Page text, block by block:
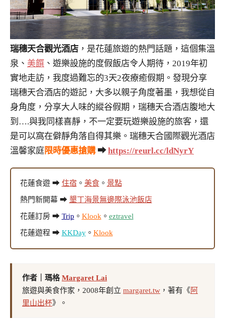
瑞穗天合觀光酒店 ，是花蓮旅遊的熱門話題，這個集溫
泉、 美饌 、遊樂設施的度假飯店令人期待，2019年初
實地走訪，我度過難忘的3天2夜療癒假期。發現分享
瑞穗天合酒店的遊記，大多以親子角度著墨，我想從自
身角度，分享大人味的縱谷假期，瑞穗天合酒店腹地大
到….與我同樣喜靜，不一定要玩遊樂設施的旅客，還
是可以窩在僻靜角落自得其樂。瑞穗天合國際觀光酒店
溫馨家庭限時優惠搶購➡https://reurl.cc/ldNyrY
花蓮食遊 ➡ 住宿 。 美食。 景點
熱門新開幕 ➡ 墾丁海景無邊際泳池飯店
花蓮訂房 ➡ Trip 。 Klook。 eztravel
花蓮遊程 ➡ KKDay。 Klook
作者｜瑪格Margaret Lai
旅遊與美食作家，2008年創立 margaret.tw ，著有《阿
里山出杯》。